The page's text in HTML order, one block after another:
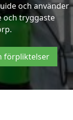
och använder
och tryggaste
förpliktelser